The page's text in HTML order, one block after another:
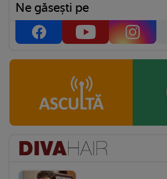
Ne găsești pe